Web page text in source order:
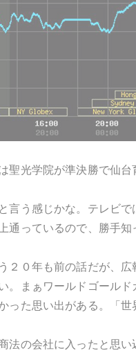
光学院が準決勝で仙
言う感じかな。テレビ
っているので、勝手知
０年も前の話だが、広
。まぁワールドゴール
た思い出がある。「
の会社に入ったと思い